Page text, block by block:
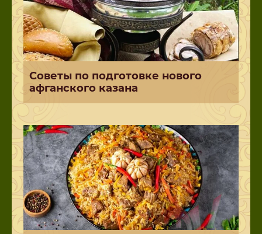
Советы по подготовке нового
афганского казана